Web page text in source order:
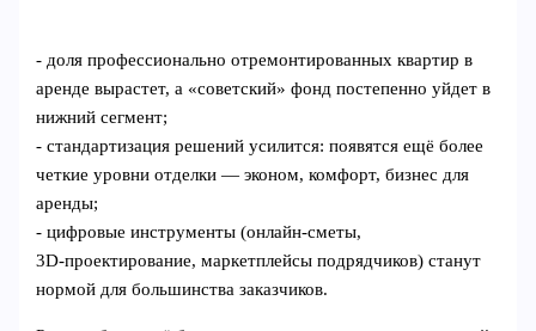
- доля профессионально отремонтированных квартир в
аренде вырастет, а «советский» фонд постепенно уйдет в
нижний сегмент;
- стандартизация решений усилится: появятся ещё более
четкие уровни отделки — эконом, комфорт, бизнес для
аренды;
- цифровые инструменты (онлайн‑сметы,
3D‑проектирование, маркетплейсы подрядчиков) станут
нормой для большинства заказчиков.